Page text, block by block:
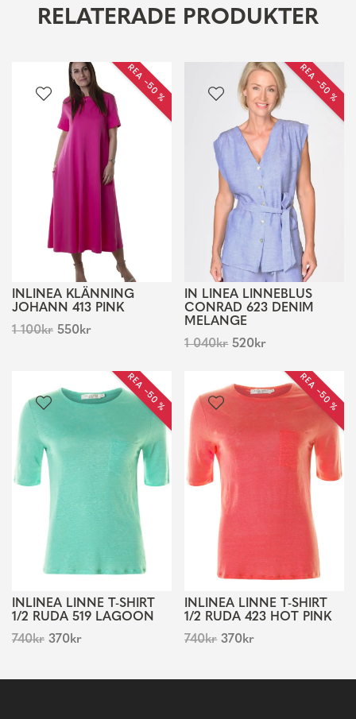
RELATERADE PRODUKTER
REA −50 %
INLINEA KLÄNNING
JOHANN 413 PINK
1 100kr 550kr
REA −50 %
IN LINEA LINNEBLUS
CONRAD 623 DENIM
MELANGE
1 040kr 520kr
REA −50 %
INLINEA LINNE T-SHIRT
1/2 RUDA 519 LAGOON
740kr 370kr
REA −50 %
INLINEA LINNE T-SHIRT
1/2 RUDA 423 HOT PINK
740kr 370kr